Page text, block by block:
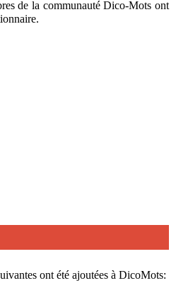
de la communauté Dico-Mots ont
ont été ajoutées à DicoMots: